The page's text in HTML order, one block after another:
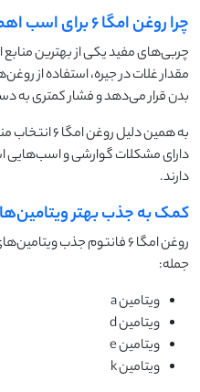
چرا روغن امگا ۶ برای اسب اهمیت دارد؟
چربی‌های مفید یکی از بهترین
مقدار غلات در جیره، استفاده از
بدن قرار می‌دهد و فشار کمتری به
به همین دلیل
دارای مشکلات گوارشی و اسب‌هایی
دارند.
کمک به جذب بهتر ویتامین‌ها
روغن امگا ۶ فانتوم جذب
جمله:
ویتامین a
ویتامین d
ویتامین e
ویتامین k